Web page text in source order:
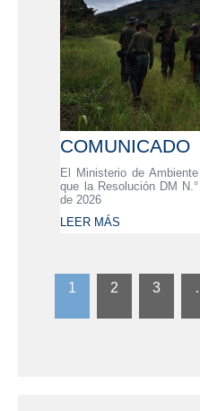
COMUNICADO
El Ministerio de
que la Resolución DM
de 2026
LEER MÁS
1 2 3